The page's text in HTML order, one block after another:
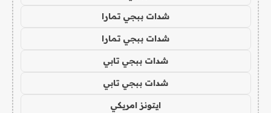
شدات ببجي تمارا
شدات ببجي تمارا
شدات ببجي تابي
شدات ببجي تابي
ايتونز امريكي